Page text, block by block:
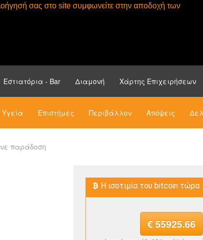
σας στο site συμφωνείτε στην αποδοχή των
Εστιατόρια - Bar Διαμονή Χάρτης Επιχειρήσεων
Υγεία Επιστήμες Περιβάλλον Απόψεις
παράδοση
H ισοτιμία του bitcoin τώρα
€ 55925.66